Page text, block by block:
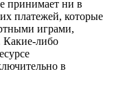
принимает ни в
платежей, которые
играми,
Какие-либо
в